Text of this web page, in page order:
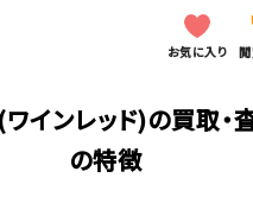
お気に入り
インレッド)の買取・
の特徴